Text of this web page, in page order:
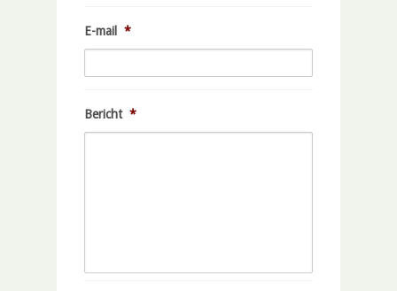
E-mail *
Bericht *